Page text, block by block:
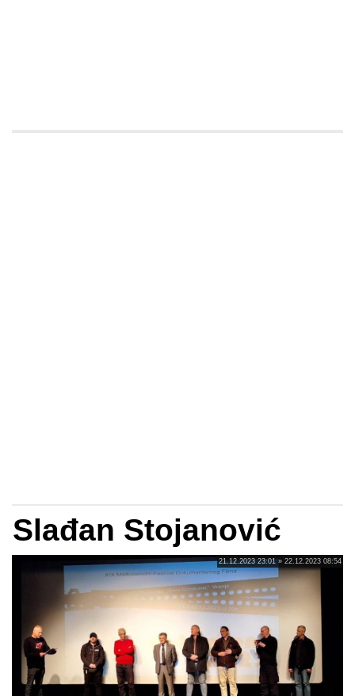
Slađan Stojanović
21.12.2023 23:01 » 22.12.2023 08:54